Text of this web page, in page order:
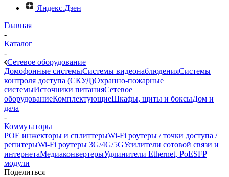
Яндекс.Дзен
Главная
-
Каталог
-
Сетевое оборудование
Домофонные системыСистемы видеонаблюденияСистемы
контроля доступа (СКУД)Охранно-пожарные
системыИсточники питанияСетевое
оборудованиеКомплектующиеШкафы, щиты и боксыДом и
дача
-
Коммутаторы
POE инжекторы и сплиттерыWi-Fi роутеры / точки доступа /
репитерыWi-Fi роутеры 3G/4G/5GУсилители сотовой связи и
интернетаМедиаконвертерыУдлинители Ethernet, PoESFP
модули
Поделиться